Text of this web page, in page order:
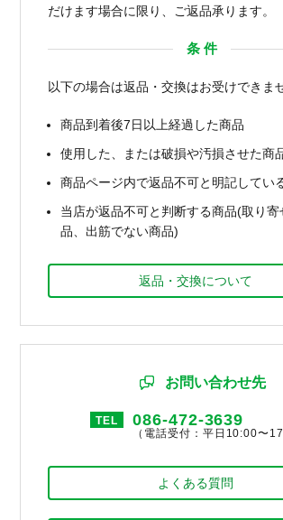
だけます場合に限り、ご返品承ります。
条 件
以下の場合は返品・交換はお受けできま
商品到着後7日以上経過した商品
使用した、または破損や汚損させた商
商品ページ内で返品不可と明記してい
当店が返品不可と判断する商品(取り寄
品、出筋でない商品)
返品・交換について
お問い合わせ先
TEL 086-472-3639
（電話受付：平日10:00〜
よくある質問